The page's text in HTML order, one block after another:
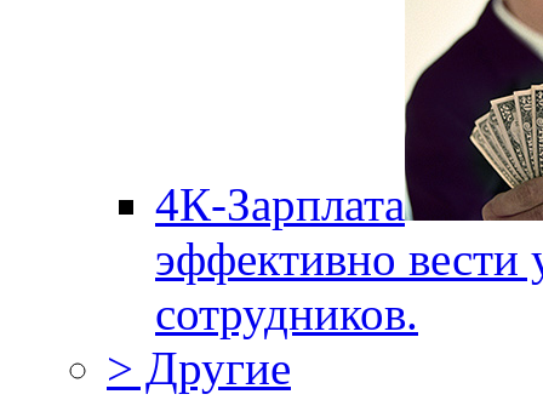
4К-Зарплата
эффективно вести
сотрудников.
> Другие